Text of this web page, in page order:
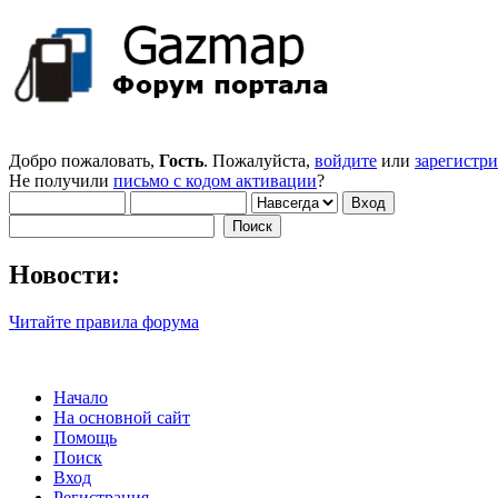
Добро пожаловать, Гость. Пожалуйста, войдите или
Не получили письмо с кодом активации?
Новости:
Читайте правила форума
Начало
На основной сайт
Помощь
Поиск
Вход